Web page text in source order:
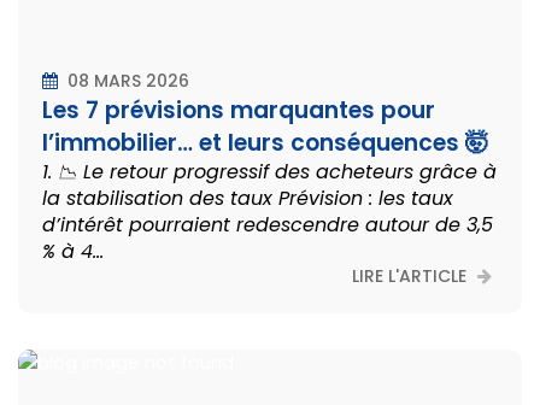
08 MARS 2026
Les 7 prévisions marquantes pour
l’immobilier… et leurs conséquences 🤯
1. 📉 Le retour progressif des acheteurs grâce à
la stabilisation des taux Prévision : les taux
d’intérêt pourraient redescendre autour de 3,5
% à 4...
LIRE L'ARTICLE